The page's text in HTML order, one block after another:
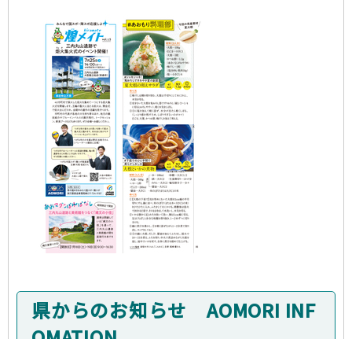
県からのお知らせ AOMORI INF